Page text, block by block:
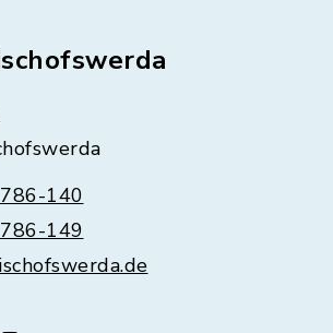
140
149